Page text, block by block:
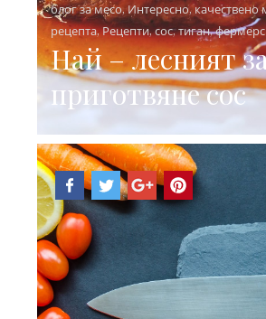
блог за месо,Интересно,качествено
рецепта,Рецепти,сос,тиган,
Най – лесният
приготвяне сос